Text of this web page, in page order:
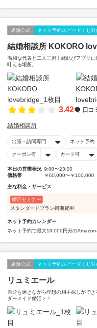
店舗公式 ネット予約スピードくじ対
結婚相談所 KOKORO
温和な代表と二人三脚！縁結びアプリ
叶える場所。
3.42 口コ
結婚相談所
出張・訪問専門 ネット予約
クーポン有 カード可
本日の営業状況 9:00〜23:00
価格帯
￥60,000〜￥100,000
主な料金・サービス
婚活セミナー
スタンダードプラン初期費用
ネット予約カレンダー
ネット予約で最大10,000円分のAmazon
店舗公式 ネット予約スピードくじ対
リュミエール
自分を磨きながら理想の相手探しがで
ダーメイド婚活＞！